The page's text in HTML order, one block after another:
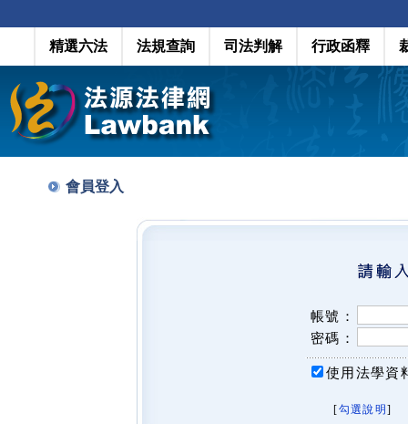
精選六法 法規查詢 司法判解 行政函釋
會員登入
帳號：
密碼：
使用法學資
[勾選說明 ]